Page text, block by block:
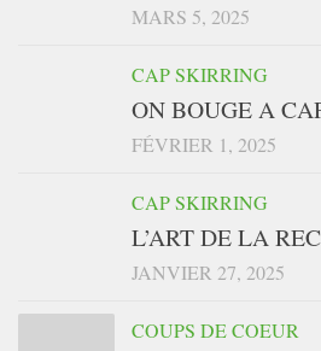
MARS 5, 2025
CAP SKIRRING
ON BOUGE A
FÉVRIER 1, 2025
CAP SKIRRING
L’ART DE LA
JANVIER 27, 2025
COUPS DE COEUR